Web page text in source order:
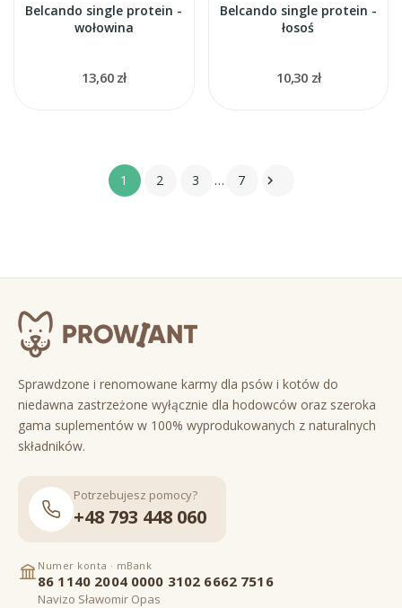
Belcando single protein -
wołowina
13,60 zł
Belcando single protein -
łosoś
10,30 zł
1 2 3 … 7 
Sprawdzone i renomowane karmy dla psów i kotów do
niedawna zastrzeżone wyłącznie dla hodowców oraz szeroka
gama suplementów w 100% wyprodukowanych z naturalnych
składników.
Potrzebujesz pomocy?
+48 793 448 060
Numer konta · mBank
86 1140 2004 0000 3102 6662 7516
Navizo Sławomir Opas